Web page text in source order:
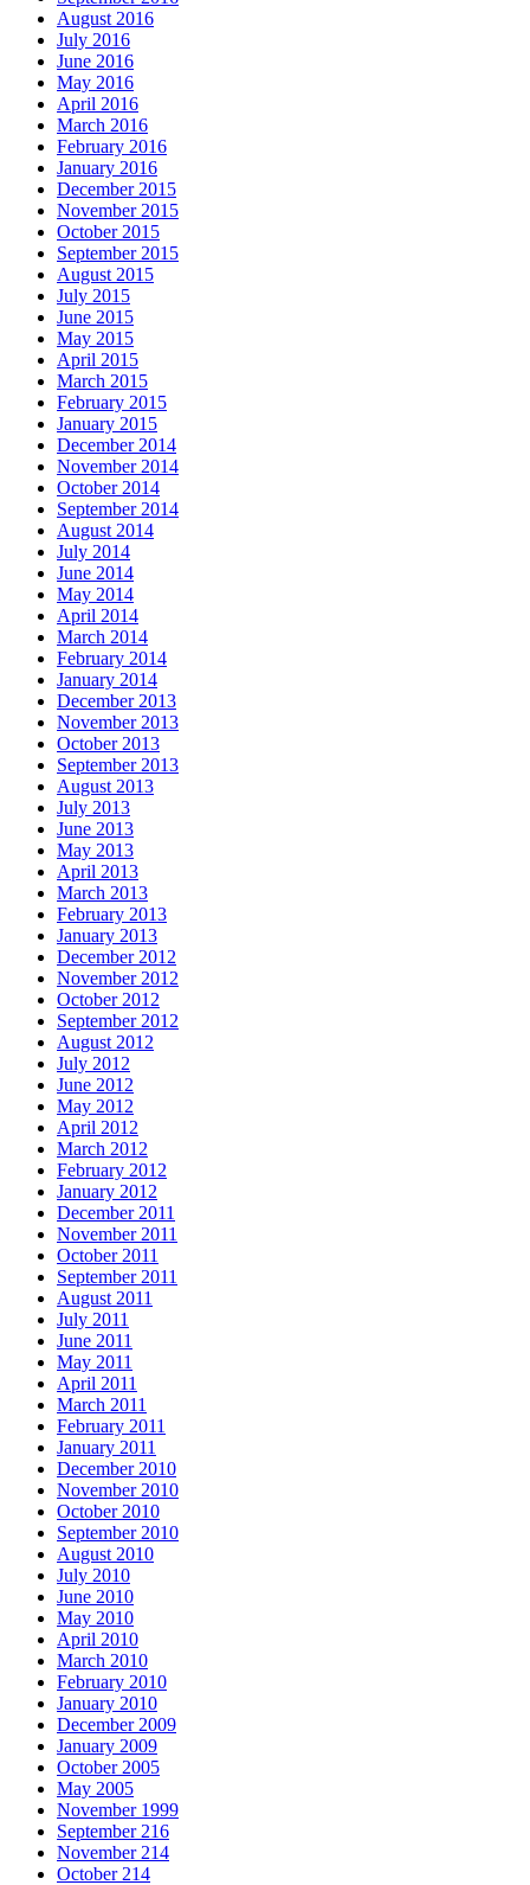
August 2016
July 2016
June 2016
May 2016
April 2016
March 2016
February 2016
January 2016
December 2015
November 2015
October 2015
September 2015
August 2015
July 2015
June 2015
May 2015
April 2015
March 2015
February 2015
January 2015
December 2014
November 2014
October 2014
September 2014
August 2014
July 2014
June 2014
May 2014
April 2014
March 2014
February 2014
January 2014
December 2013
November 2013
October 2013
September 2013
August 2013
July 2013
June 2013
May 2013
April 2013
March 2013
February 2013
January 2013
December 2012
November 2012
October 2012
September 2012
August 2012
July 2012
June 2012
May 2012
April 2012
March 2012
February 2012
January 2012
December 2011
November 2011
October 2011
September 2011
August 2011
July 2011
June 2011
May 2011
April 2011
March 2011
February 2011
January 2011
December 2010
November 2010
October 2010
September 2010
August 2010
July 2010
June 2010
May 2010
April 2010
March 2010
February 2010
January 2010
December 2009
January 2009
October 2005
May 2005
November 1999
September 216
November 214
October 214